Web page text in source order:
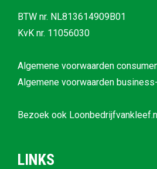
BTW nr. NL813614909B01
KvK nr. 11056030
Algemene voorwaarden
Algemene voorwaarden
Bezoek ook
LINKS